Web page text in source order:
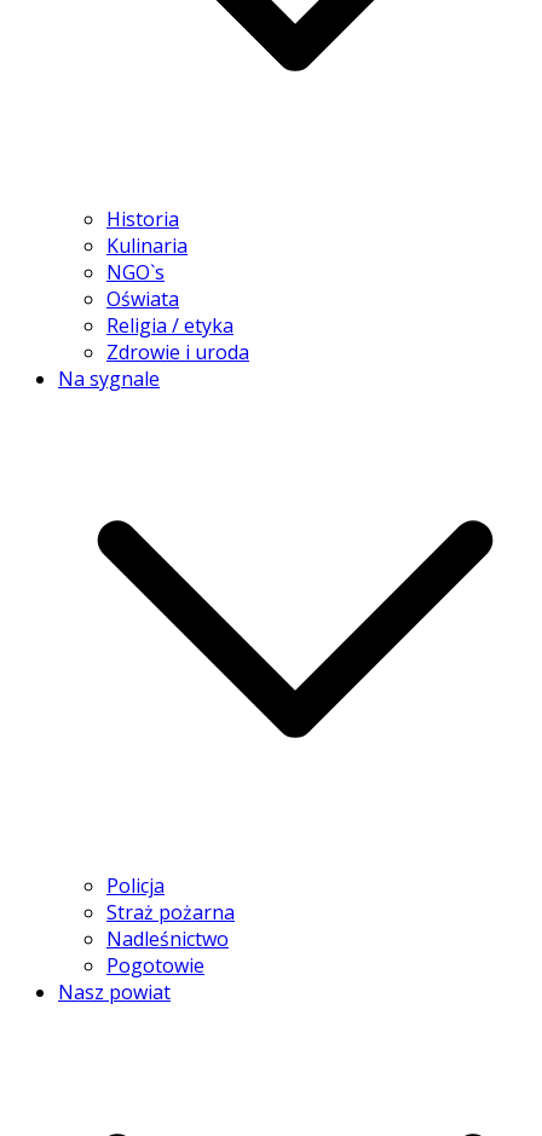
Historia
Kulinaria
NGO`s
Oświata
Religia / etyka
Zdrowie i uroda
Na sygnale
Policja
Straż pożarna
Nadleśnictwo
Pogotowie
Nasz powiat